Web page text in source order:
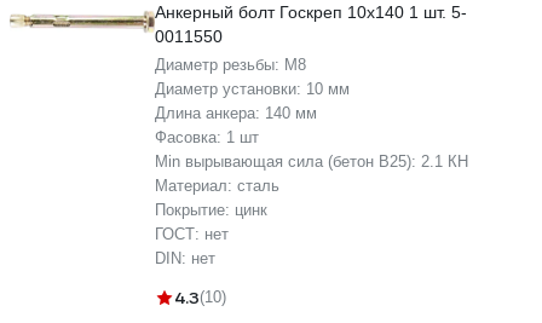
Анкерный болт Госкреп 10х140 1 шт. 5-
0011550
Диаметр резьбы: М8
Диаметр установки: 10 мм
Длина анкера: 140 мм
Фасовка: 1 шт
Min вырывающая сила (бетон B25): 2.1 КН
Материал: сталь
Покрытие: цинк
ГОСТ: нет
DIN: нет
4.3(10)